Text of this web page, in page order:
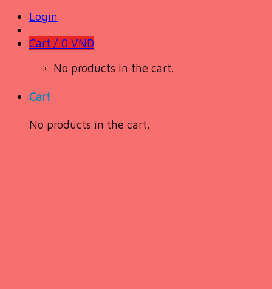
Login
Cart / 0 VND
No products in the cart.
Cart
No products in the cart.